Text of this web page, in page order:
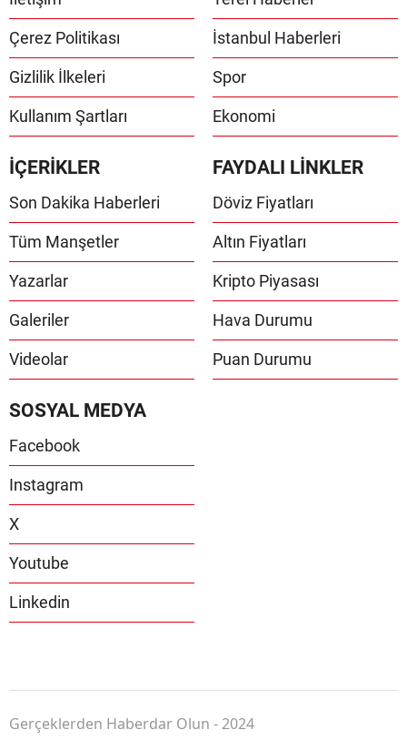
Çerez Politikası
Gizlilik İlkeleri
Kullanım Şartları
İstanbul Haberleri
Spor
Ekonomi
İÇERİKLER
Son Dakika Haberleri
Tüm Manşetler
Yazarlar
Galeriler
Videolar
FAYDALI LİNKLER
Döviz Fiyatları
Altın Fiyatları
Kripto Piyasası
Hava Durumu
Puan Durumu
SOSYAL MEDYA
Facebook
Instagram
X
Youtube
Linkedin
Gerçeklerden Haberdar Olun - 2024